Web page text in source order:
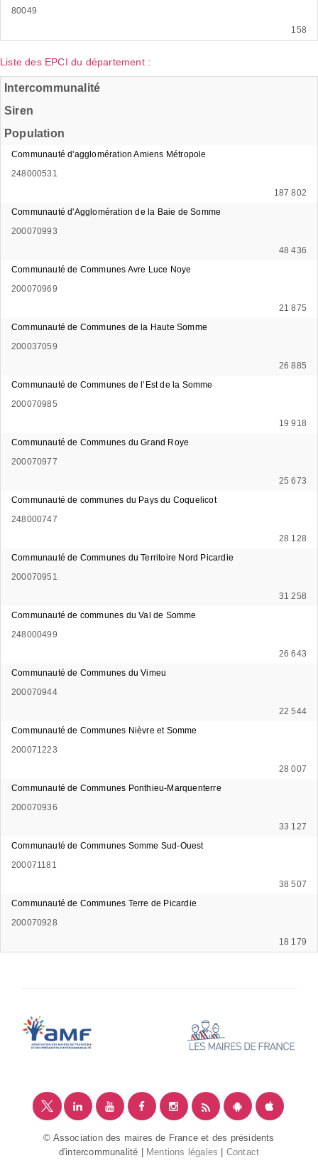
80049
158
Liste des EPCI du département :
Intercommunalité
Siren
Population
Communauté d'agglomération Amiens Métropole
248000531
187 802
Communauté d'Agglomération de la Baie de Somme
200070993
48 436
Communauté de Communes Avre Luce Noye
200070969
21 875
Communauté de Communes de la Haute Somme
200037059
26 885
Communauté de Communes de l’Est de la Somme
200070985
19 918
Communauté de Communes du Grand Roye
200070977
25 673
Communauté de communes du Pays du Coquelicot
248000747
28 128
Communauté de Communes du Territoire Nord Picardie
200070951
31 258
Communauté de communes du Val de Somme
248000499
26 643
Communauté de Communes du Vimeu
200070944
22 544
Communauté de Communes Nièvre et Somme
200071223
28 007
Communauté de Communes Ponthieu-Marquenterre
200070936
33 127
Communauté de Communes Somme Sud-Ouest
200071181
38 507
Communauté de Communes Terre de Picardie
200070928
18 179
© Association des maires de France et des présidents
d'intercommunalité |
Mentions légales Contact